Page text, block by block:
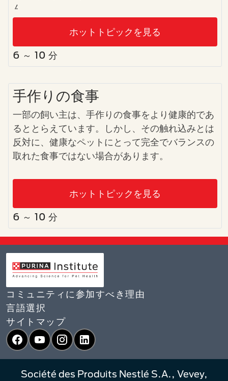
ん。
ホットトピックを見る
6 ～ 10 分
手作りの食事
一部の飼い主は、手作りの食事をより健康的であ
るととらえています。しかし、その触れ込みとは
反対に、健康なペットにとって完全でバランスの
取れた食事ではない場合があります。
ホットトピックを見る
6 ～ 10 分
コミュニティに参加すべき理由
言語選択​
サイトマップ
Facebook
YouTubeInstagram
LinkedIn
Société des Produits Nestlé S.A., Vevey,